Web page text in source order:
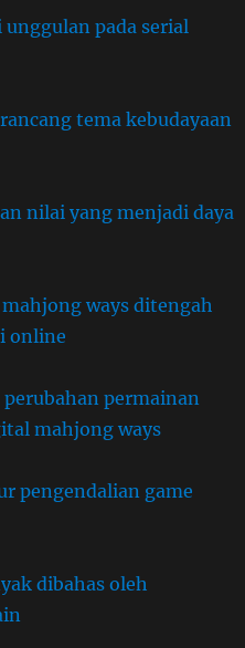
pada serial
tema kebudayaan
nilai yang menjadi daya
ways ditengah
online
permainan
mahjong ways
pengendalian game
dibahas oleh